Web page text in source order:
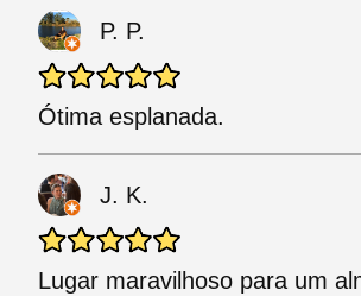
P. P.
Ótima esplanada.
J. K.
Lugar maravilhoso para um